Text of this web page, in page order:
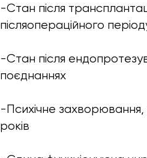
-Стан після
післяопераційного
-Стан після
поєднаннях
-Психічне захворювання,
років